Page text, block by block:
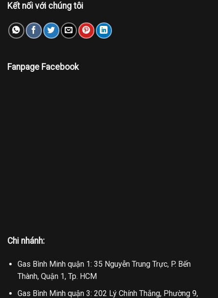
Kết nối với chúng tôi
Fanpage Facebook
Chi nhánh:
Gas Bình Minh quận 1: 35 Nguyễn Trung Trực, P. Bến
Thành, Quận 1, Tp. HCM
Gas Bình Minh quận 3: 202 Lý Chính Thắng, Phường 9,